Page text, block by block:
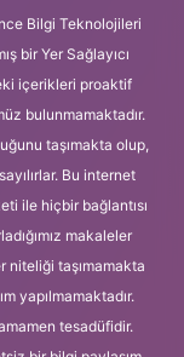
Bilgi Teknolojileri
bir Yer Sağlayıcı
içerikleri proaktif
bulunmamaktadır.
taşımakta olup,
Bu internet
ile hiçbir bağlantısı
makaleler
niteliği taşımamakta
yapılmamaktadır.
tesadüfidir.